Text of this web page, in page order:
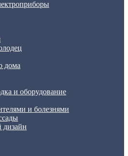
дома
и оборудование
и болезнями